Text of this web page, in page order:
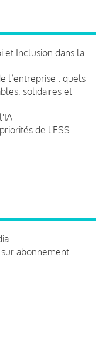
et Inclusion dans la
l’entreprise : quels
solidaires et
de l'ESS
abonnement